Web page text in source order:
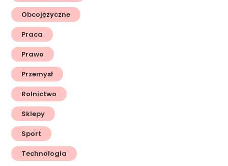
Obcojęzyczne
Praca
Prawo
Przemysł
Rolnictwo
Sklepy
Sport
Technologia